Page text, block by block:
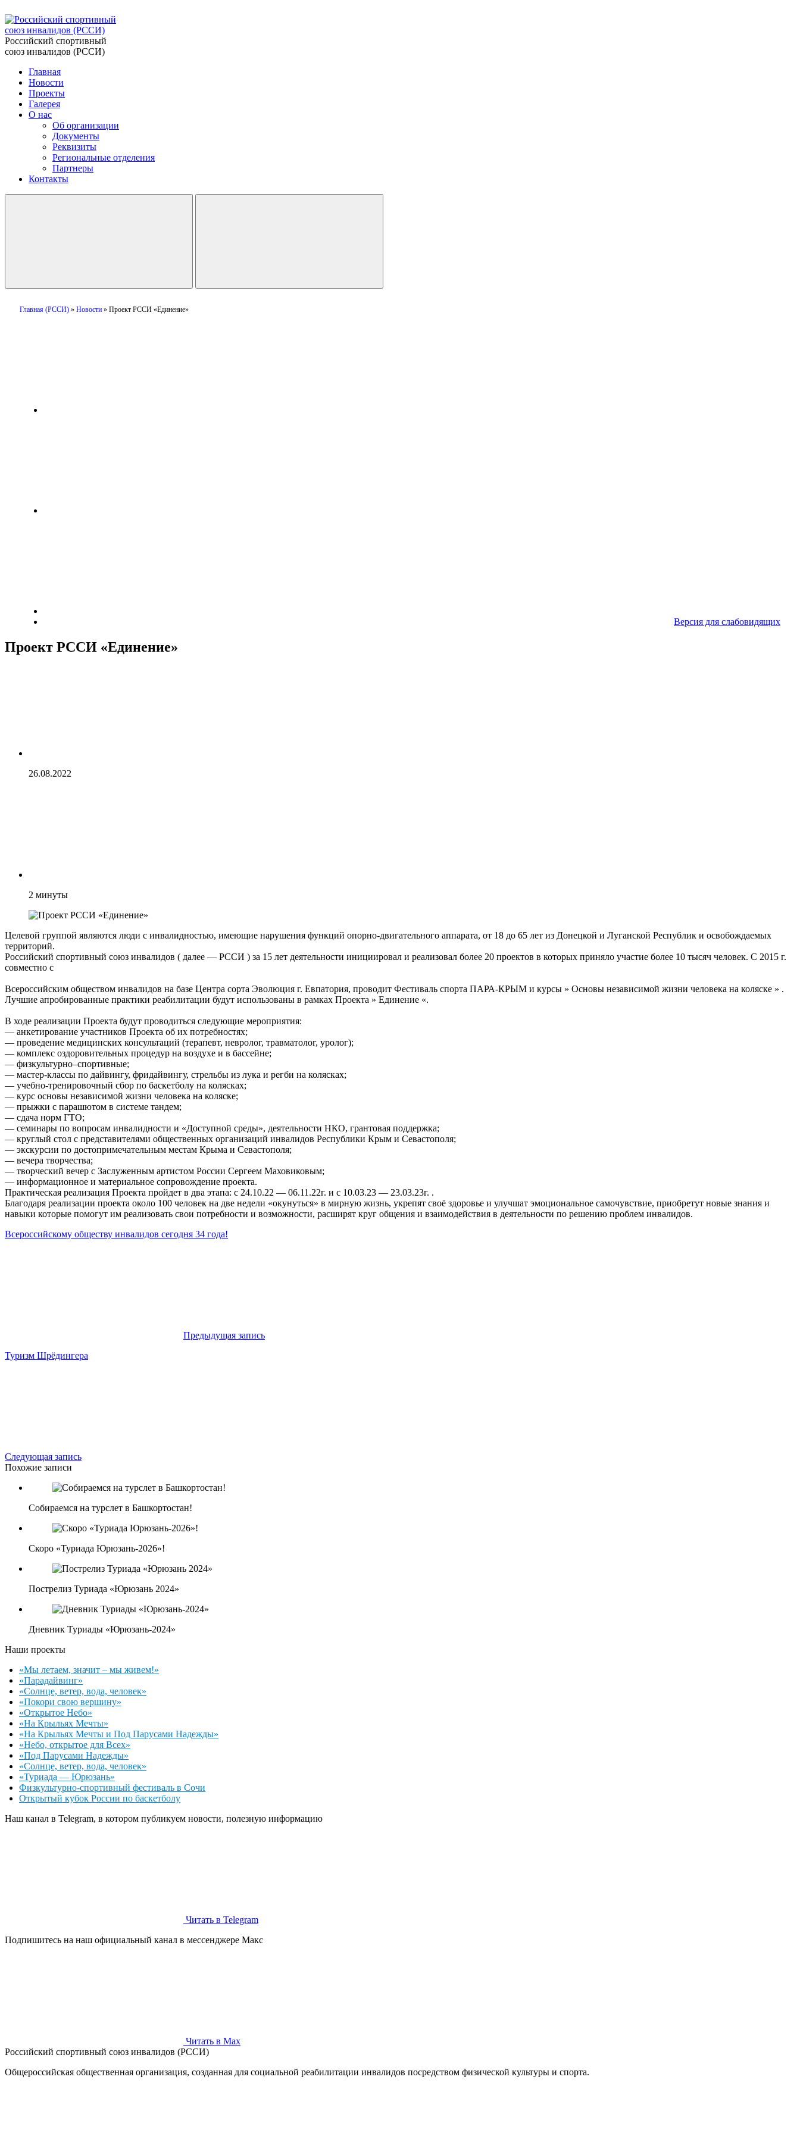
Российский спортивный
союз инвалидов (РССИ)
Главная
Новости
Проекты
Галерея
О нас
Об организации
Документы
Реквизиты
Региональные отделения
Партнеры
Контакты
Главная (РССИ) » Новости » Проект РССИ «Единение»
Версия для слабовидящих
Проект РССИ «Единение»
26.08.2022
2 минуты
Целевой группой являются люди с инвалидностью, имеющие нарушения функций опорно-двигательного аппарата, от 18 до 65 лет из Донецкой и Луганской Республик и освобождаемых
территорий.
Российский спортивный союз инвалидов ( далее — РССИ ) за 15 лет деятельности инициировал и реализовал более 20 проектов в которых приняло участие более 10 тысяч человек. С 2015 г.
совместно с
Всероссийским обществом инвалидов на базе Центра сорта Эволюция г. Евпатория, проводит Фестиваль спорта ПАРА-КРЫМ и курсы » Основы независимой жизни человека на коляске » .
Лучшие апробированные практики реабилитации будут использованы в рамках Проекта » Единение «.
В ходе реализации Проекта будут проводиться следующие мероприятия:
— анкетирование участников Проекта об их потребностях;
— проведение медицинских консультаций (терапевт, невролог, травматолог, уролог);
— комплекс оздоровительных процедур на воздухе и в бассейне;
— физкультурно–спортивные;
— мастер-классы по дайвингу, фридайвингу, стрельбы из лука и регби на колясках;
— учебно-тренировочный сбор по баскетболу на колясках;
— курс основы независимой жизни человека на коляске;
— прыжки с парашютом в системе тандем;
— сдача норм ГТО;
— семинары по вопросам инвалидности и «Доступной среды», деятельности НКО, грантовая поддержка;
— круглый стол с представителями общественных организаций инвалидов Республики Крым и Севастополя;
— экскурсии по достопримечательным местам Крыма и Севастополя;
— вечера творчества;
— творческий вечер с Заслуженным артистом России Сергеем Маховиковым;
— информационное и материальное сопровождение проекта.
Практическая реализация Проекта пройдет в два этапа: с 24.10.22 — 06.11.22г. и с 10.03.23 — 23.03.23г. .
Благодаря реализации проекта около 100 человек на две недели «окунуться» в мирную жизнь, укрепят своё здоровье и улучшат эмоциональное самочувствие, приобретут новые знания и
навыки которые помогут им реализовать свои потребности и возможности, расширят круг общения и взаимодействия в деятельности по решению проблем инвалидов.
Всероссийскому обществу инвалидов сегодня 34 года!
Предыдущая запись
Туризм Шрёдингера
Следующая запись
Похожие записи
Собираемся на турслет в Башкортостан!
Скоро «Туриада Юрюзань-2026»!
Пострелиз Туриада «Юрюзань 2024»
Дневник Туриады «Юрюзань-2024»
Наши проекты
«Мы летаем, значит – мы живем!»
«Парадайвинг»
«Солнце, ветер, вода, человек»
«Покори свою вершину»
«Открытое Небо»
«На Крыльях Мечты»
«На Крыльях Мечты и Под Парусами Надежды»
«Небо, открытое для Всех»
«Под Парусами Надежды»
«Солнце, ветер, вода, человек»
«Туриада — Юрюзань»
Физкультурно-спортивный фестиваль в Сочи
Открытый кубок России по баскетболу
Наш канал в Telegram, в котором публикуем новости, полезную информацию
Читать в Telegram
Подпишитесь на наш официальный канал в мессенджере Макс
Читать в Max
Российский спортивный союз инвалидов (РССИ)
Общероссийская общественная организация, созданная для социальной реабилитации инвалидов посредством физической культуры и спорта.